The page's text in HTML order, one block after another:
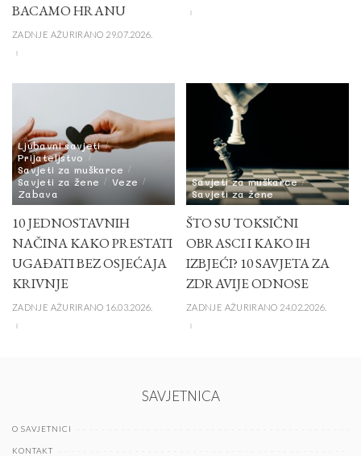
BACAMO HRANU
ZADNJE AŽURIRANO 29.07.2026.
Ljubavni savjeti
Prijateljstvo
Savjeti za muškarce
Savjeti za žene
Veze
Zabava
10 JEDNOSTAVNIH
NAČINA KAKO PRESTATI
UGAĐATI BEZ OSJEĆAJA
KRIVNJE
ZADNJE AŽURIRANO 16.03.2026.
Savjeti za muškarce
Savjeti za žene
ŠTO SU TOKSIČNI
OBRASCI I KAKO IH
IZBJEĆI? 10 SAVJETA ZA
ZDRAVIJE ODNOSE
ZADNJE AŽURIRANO 24.02.2026.
SAVJETNICA
O SAVJETNICI
KONTAKT